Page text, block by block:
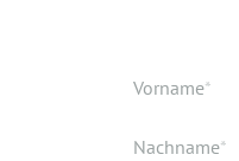
Pflichtfeld
Vorname*
Pflichtfeld
Nachname*
Geburtsdatum
Verfügbar ab
Dokumente